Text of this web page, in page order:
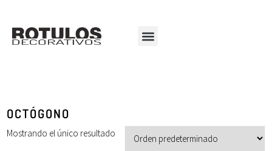
OCTÓGONO
Mostrando el único resultado